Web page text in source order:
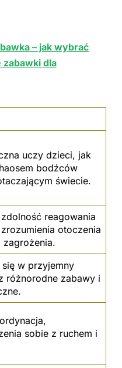
– jak wybrać
dla
uczy dzieci, jak
bodźców
świecie.
reagowania
otoczenia
zagrożenia.
w przyjemny
różnorodne zabawy i
sobie z ruchem i